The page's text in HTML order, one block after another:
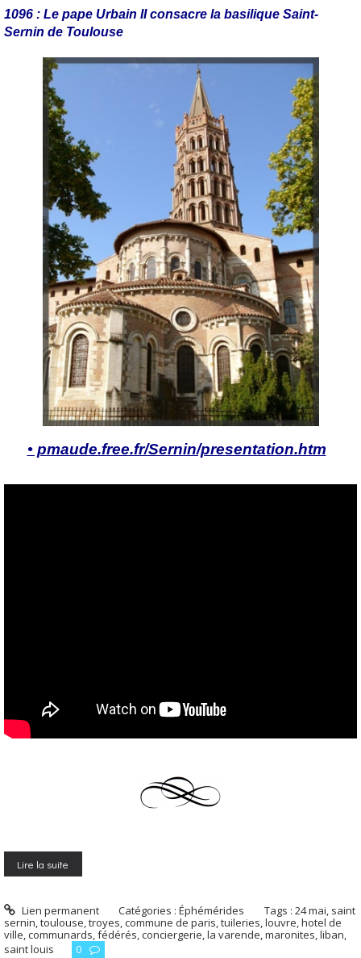
1096 : Le pape Urbain II consacre la basilique Saint-
Sernin de Toulouse
• pmaude.free.fr/Sernin/presentation.htm
Lire la suite
Lien permanent Catégories :Éphémérides Tags :24 mai, saint
sernin,toulouse,troyes,commune de paris,tuileries,louvre,hotel de
ville,communards,fédérés,conciergerie,la varende,maronites,liban,
saint louis
0